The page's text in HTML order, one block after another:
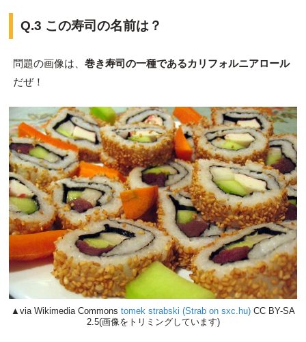
Q.3 この寿司の名前は？
問題の画像は、 巻き寿司の一種であるカリフォルニアロール
だぜ！
▲via Wikimedia Commons tomek strabski (Strab on sxc.hu) CC BY-SA
2.5(画像をトリミングしています)